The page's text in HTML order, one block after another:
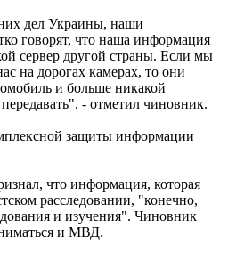
дел Украины, наши
говорят, что наша информация
сервер другой страны. Если мы
на дорогах камерах, то они
и больше никакой
- отметил чиновник.
защиты информации
что информация, которая
расследовании, "конечно,
и изучения". Чиновник
и МВД.